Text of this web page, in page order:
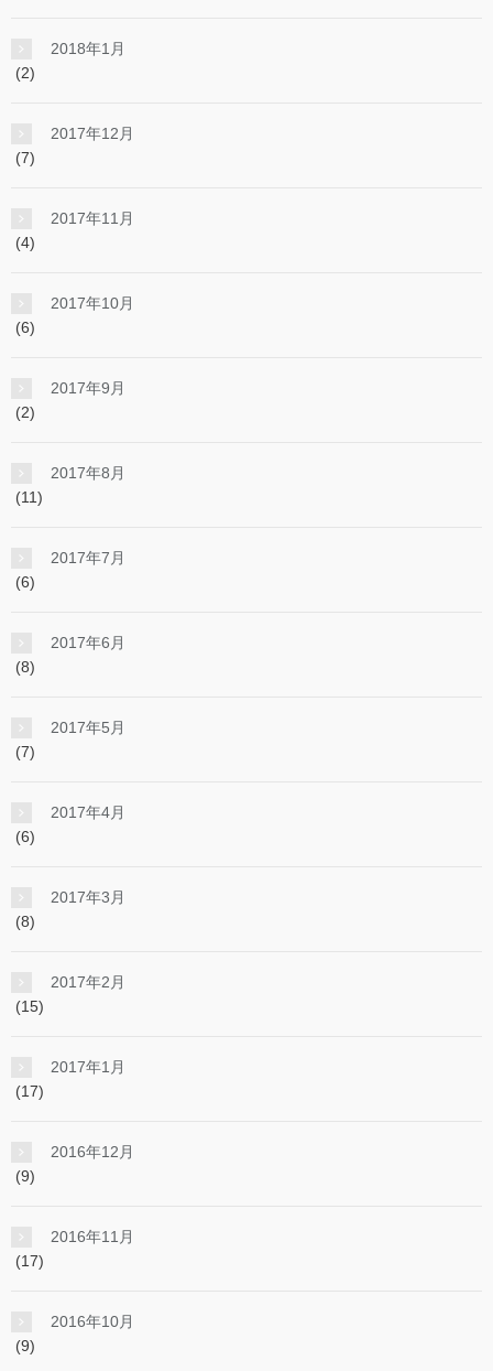
2018年1月
(2)
2017年12月
(7)
2017年11月
(4)
2017年10月
(6)
2017年9月
(2)
2017年8月
(11)
2017年7月
(6)
2017年6月
(8)
2017年5月
(7)
2017年4月
(6)
2017年3月
(8)
2017年2月
(15)
2017年1月
(17)
2016年12月
(9)
2016年11月
(17)
2016年10月
(9)